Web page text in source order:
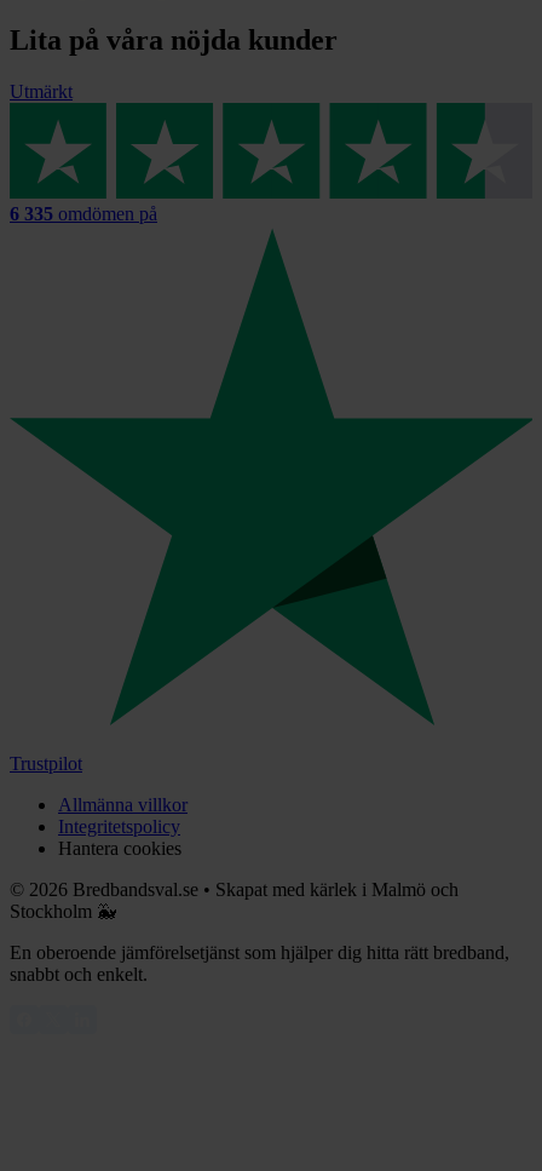
Lita på våra nöjda kunder
Utmärkt
6 335 omdömen på
Trustpilot
Allmänna villkor
Integritetspolicy
Hantera cookies
© 2026 Bredbandsval.se • Skapat med kärlek i Malmö och
Stockholm 🐳
En oberoende jämförelsetjänst som hjälper dig hitta rätt bredband,
snabbt och enkelt.